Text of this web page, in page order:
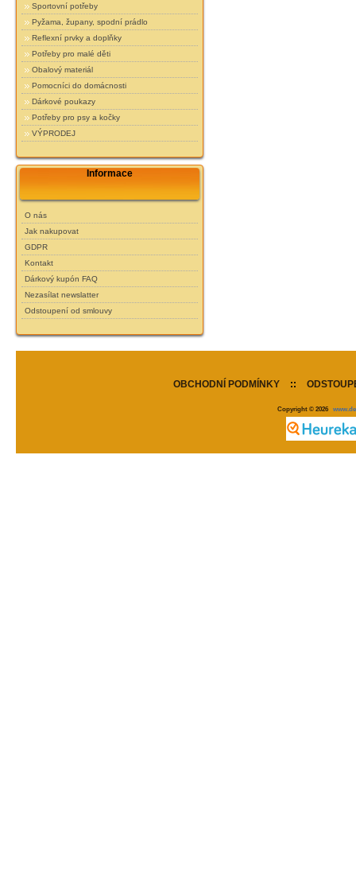
Sportovní potřeby
Pyžama, župany, spodní prádlo
Reflexní prvky a doplňky
Potřeby pro malé děti
Obalový materiál
Pomocníci do domácnosti
Dárkové poukazy
Potřeby pro psy a kočky
VÝPRODEJ
Informace
O nás
Jak nakupovat
GDPR
Kontakt
Dárkový kupón FAQ
Nezasílat newslatter
Odstoupení od smlouvy
OBCHODNÍ PODMÍNKY ::
Copyright © 2026